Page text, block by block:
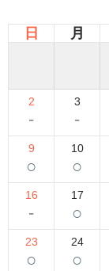
日
月
2
-
3
-
9
○
10
○
16
-
17
○
23
○
24
○